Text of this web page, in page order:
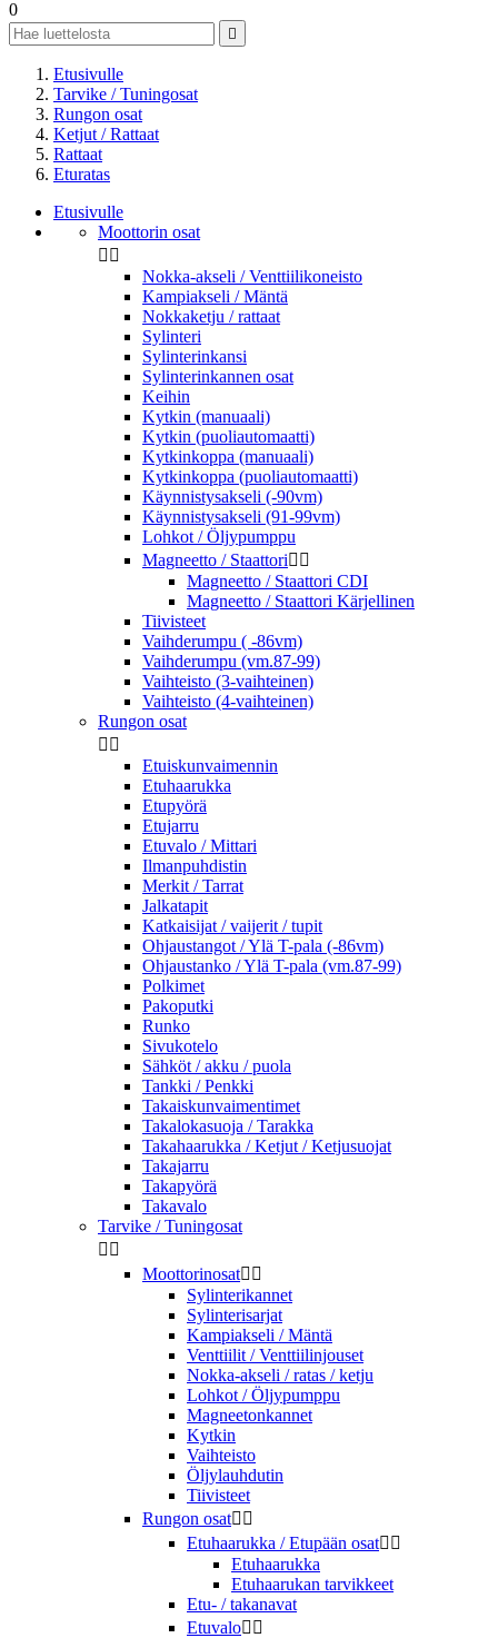
0

Etusivulle
Tarvike / Tuningosat
Rungon osat
Ketjut / Rattaat
Rattaat
Eturatas
Etusivulle
Moottorin osat
 
Nokka-akseli / Venttiilikoneisto
Kampiakseli / Mäntä
Nokkaketju / rattaat
Sylinteri
Sylinterinkansi
Sylinterinkannen osat
Keihin
Kytkin (manuaali)
Kytkin (puoliautomaatti)
Kytkinkoppa (manuaali)
Kytkinkoppa (puoliautomaatti)
Käynnistysakseli (-90vm)
Käynnistysakseli (91-99vm)
Lohkot / Öljypumppu
Magneetto / Staattori 
Magneetto / Staattori CDI
Magneetto / Staattori Kärjellinen
Tiivisteet
Vaihderumpu ( -86vm)
Vaihderumpu (vm.87-99)
Vaihteisto (3-vaihteinen)
Vaihteisto (4-vaihteinen)
Rungon osat
 
Etuiskunvaimennin
Etuhaarukka
Etupyörä
Etujarru
Etuvalo / Mittari
Ilmanpuhdistin
Merkit / Tarrat
Jalkatapit
Katkaisijat / vaijerit / tupit
Ohjaustangot / Ylä T-pala (-86vm)
Ohjaustanko / Ylä T-pala (vm.87-99)
Polkimet
Pakoputki
Runko
Sivukotelo
Sähköt / akku / puola
Tankki / Penkki
Takaiskunvaimentimet
Takalokasuoja / Tarakka
Takahaarukka / Ketjut / Ketjusuojat
Takajarru
Takapyörä
Takavalo
Tarvike / Tuningosat
 
Moottorinosat 
Sylinterikannet
Sylinterisarjat
Kampiakseli / Mäntä
Venttiilit / Venttiilinjouset
Nokka-akseli / ratas / ketju
Lohkot / Öljypumppu
Magneetonkannet
Kytkin
Vaihteisto
Öljylauhdutin
Tiivisteet
Rungon osat 
Etuhaarukka / Etupään osat 
Etuhaarukka
Etuhaarukan tarvikkeet
Etu- / takanavat
Etuvalo 